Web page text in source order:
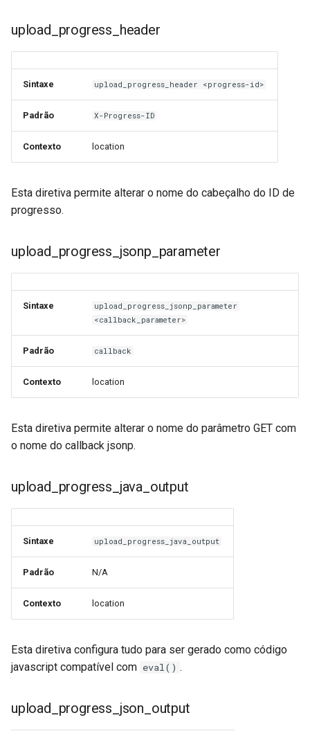
tarantool
timer
tlc
tsort
upstream
uuid
validation
vhost
websocket-proxy
websocket
woothee
xxhash
upload_progress_header
Sintaxe upload_progress_header <progress-id>
Padrão X-Progress-ID
Contexto location
Esta diretiva permite alterar o nome do cabeçalho do ID de
progresso.
upload_progress_jsonp_parameter
Sintaxe
upload_progress_jsonp_parameter
<callback_parameter>
Padrão callback
Contexto location
Esta diretiva permite alterar o nome do parâmetro GET com
o nome do callback jsonp.
upload_progress_java_output
Sintaxe upload_progress_java_output
Padrão N/A
Contexto location
Esta diretiva configura tudo para ser gerado como código
javascript compatível com eval() .
upload_progress_json_output